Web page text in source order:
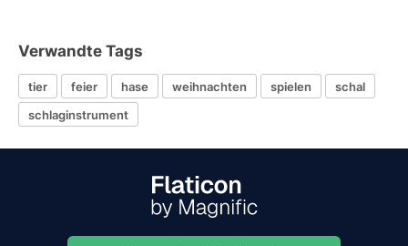
Verwandte Tags
tier feier hase weihnachten spielen
schal
schlaginstrument